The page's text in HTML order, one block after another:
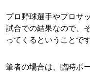
プロ野球選手やプロサ
試合での結果なので、
ってくるということです
筆者の場合は、臨時ボ